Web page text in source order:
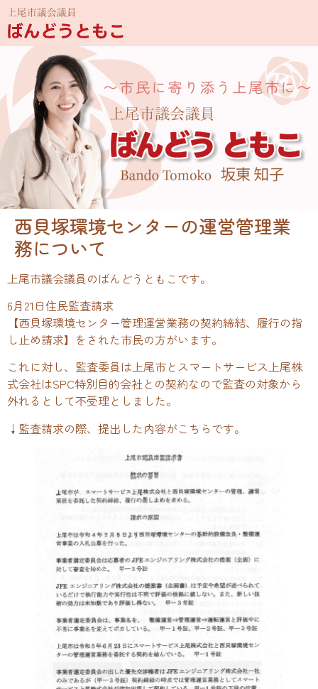
西貝塚環境センターの運営管理業
務について
上尾市議会議員のばんどうともこです。
6月21日住民監査請求
【西貝塚環境センター管理運営業務の契約締結、履行の指
し止め請求】をされた市民の方がいます。
これに対し、監査委員は上尾市とスマートサービス上尾株
式会社はSPC特別目的会社との契約なので監査の対象から
外れるとして不受理としました。
↓監査請求の際、提出した内容がこちらです。